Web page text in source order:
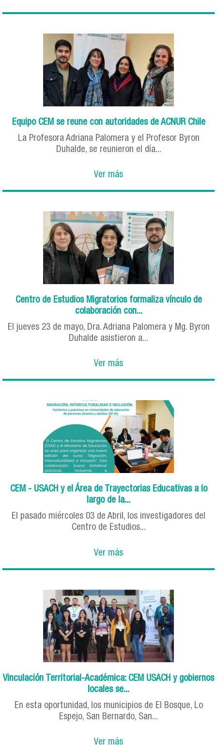
Equipo CEM se reune con autoridades de ACNUR Chile
La Profesora Adriana Palomera y el Profesor Byron
Duhalde, se reunieron el día...
Ver más
Centro de Estudios Migratorios formaliza vínculo de
colaboración con...
El jueves 23 de mayo, Dra. Adriana Palomera y Mg. Byron
Duhalde asistieron a...
Ver más
CEM - USACH y el Área de Trayectorias Educativas a lo
largo de la...
El pasado miércoles 03 de Abril, los investigadores del
Centro de Estudios...
Ver más
Vinculación Territorial-Académica: CEM USACH y gobiernos
locales se...
En esta oportunidad, los municipios de El Bosque, Lo
Espejo, San Bernardo, San...
Ver más